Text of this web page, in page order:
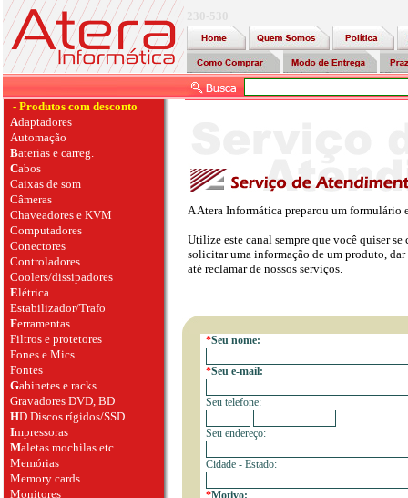
- Produtos com desconto
Adaptadores
Automação
Baterias e carreg.
Cabos
Caixas de som
Câmeras
Chaveadores e KVM
Computadores
Conectores
Controladores
Coolers/dissipadores
Elétrica
Estabilizador/Trafo
Ferramentas
Filtros e protetores
Fones e Mics
Fontes
Gabinetes e racks
Gravadores DVD, BD
HD Discos rígidos/SSD
Impressoras
Maletas mochilas etc
Memórias
Memory cards
Monitores
A Atera Informática preparou um formulário
Utilize este canal sempre que você quiser
solicitar uma informação de um produto,
até reclamar de nossos serviços.
*Seu nome:
*Seu e-mail:
Seu telefone:
Seu endereço:
Cidade - Estado:
*Motivo: